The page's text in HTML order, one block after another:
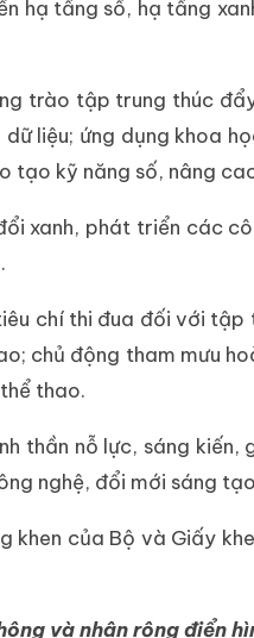
hạ tầng số, hạ tầng
trào tập trung thúc
dữ liệu; ứng dụng khoa
tạo kỹ năng số, nâng
xanh, phát triển các
chí thi đua đối với
chủ động tham mưu
thao.
thần nỗ lực, sáng
nghệ, đổi mới sáng
khen của Bộ và Giấy
và nhân rộng điển